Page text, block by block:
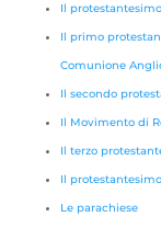
Il protestantesimo
Il primo
Comunione
Il secondo
Il Movimento di
Il terzo
Il
Le parachiese